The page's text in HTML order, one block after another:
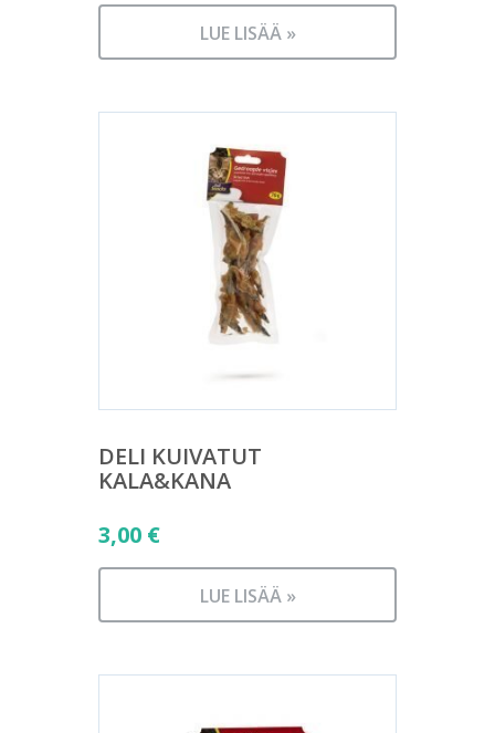
LUE LISÄÄ »
DELI KUIVATUT
KALA&KANA
3,00 €
LUE LISÄÄ »